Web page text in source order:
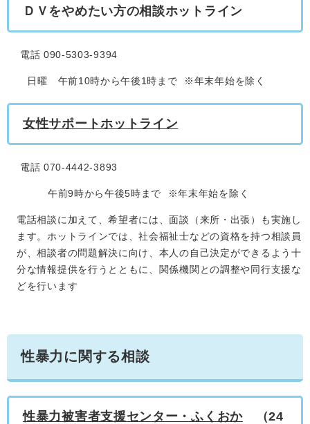
ＤＶをやめたい方の相談ホットライン
電話 090-5303-9394
日曜 午前10時から午後1時まで ※年末年始を除く
女性サポートホットライン
電話 070-4442-3893
午前9時から午後5時まで ※年末年始を除く
電話相談に加えて、希望者には、面談（来所・出張）も実施し
ます。ホットラインでは、社会福祉士などの資格を持つ相談員
が、相談者の問題解決に向け、本人の自己決定ができるよう十
分な情報提供を行うとともに、関係機関との調整や同行支援な
どを行います
性暴力に関する相談
性暴力被害者支援センター・ふくおか（24